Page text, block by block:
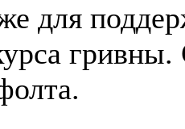
для
гривны.